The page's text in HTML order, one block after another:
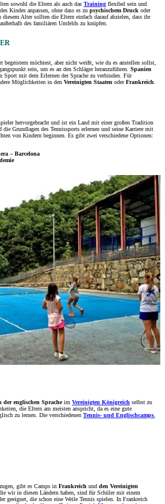
sowohl die Eltern als auch das Training flexibel sein und
Kindes anpassen, ohne dass es zu psychischem Druck oder
Alter sollten die Eltern einfach darauf abzielen, dass ihr
des familiären Umfelds zu knüpfen.
begeistern möchtest, aber nicht weißt, wie du es anstellen sollst,
sein, um es an den Schläger heranzuführen. Spanien
Sport mit dem Erlernen der Sprache zu verbinden. Für
Möglichkeiten in den Vereinigten Staaten oderFrankreich.
hervorgebracht und ist ein Land mit einer großen Tradition
Grundlagen des Tennissports erlernen und seine Karriere mit
von Kindern beginnen. Es gibt zwei verschiedene Optionen:
– Barcelona
der englischen Spracheim Vereinigten Königreich selbst zu
die Eltern am meisten anspricht, da es eine gute
zu lernen. Die verschiedenen Tennis- und Englischcamps
gibt es Camps in Frankreich und den Vereinigten
wir in diesen Ländern haben, sind für Schüler mit einem
geeignet, die schon eine Weile Tennis spielen. In Frankreich